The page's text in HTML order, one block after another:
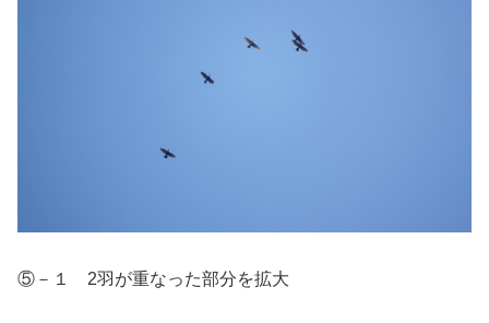
⑤－１ 2羽が重なった部分を拡大